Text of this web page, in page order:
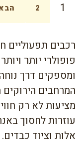
1
2
רכבים תפעוליים
פופולרי יותר
ומספקים דרך
המרחבים
מציעות לא רק
עוזרות לחסוך
אלות וציוד כבדים.